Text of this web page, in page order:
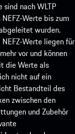
sind nach WLTP
Werte bis zum
wurden.
Werte liegen für
vor und können
die Werte als
nicht auf ein
Bestandteil des
zwischen den
und Zubehör